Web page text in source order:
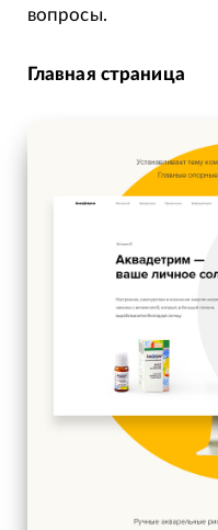
вопросы.
Главная страница